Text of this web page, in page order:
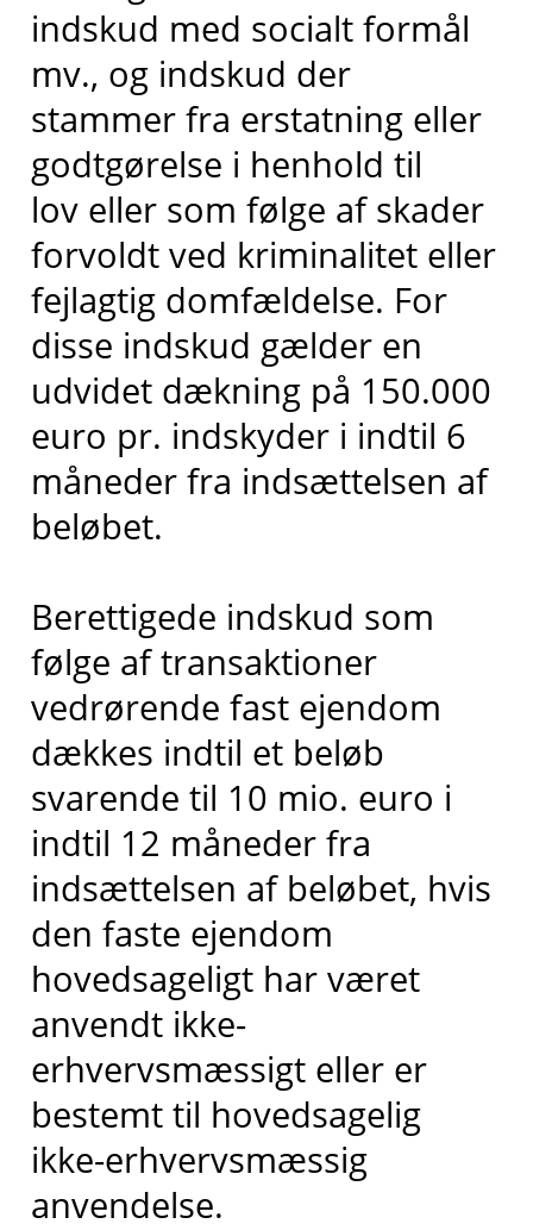
indskud med socialt formål
mv., og indskud der
stammer fra erstatning eller
godtgørelse i henhold til
lov eller som følge af skader
forvoldt ved kriminalitet eller
fejlagtig domfældelse. For
disse indskud gælder en
udvidet dækning på 150.000
euro pr. indskyder i indtil 6
måneder fra indsættelsen af
beløbet.
Berettigede indskud som
følge af transaktioner
vedrørende fast ejendom
dækkes indtil et beløb
svarende til 10 mio. euro i
indtil 12 måneder fra
indsættelsen af beløbet, hvis
den faste ejendom
hovedsageligt har været
anvendt ikke-
erhvervsmæssigt eller er
bestemt til hovedsagelig
ikke-erhvervsmæssig
anvendelse.